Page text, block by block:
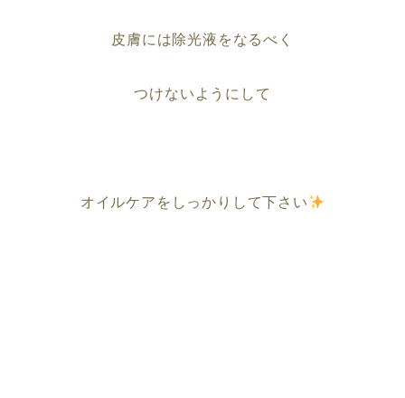
皮膚には除光液をなるべく
つけないようにして
オイルケアをしっかりして下さい